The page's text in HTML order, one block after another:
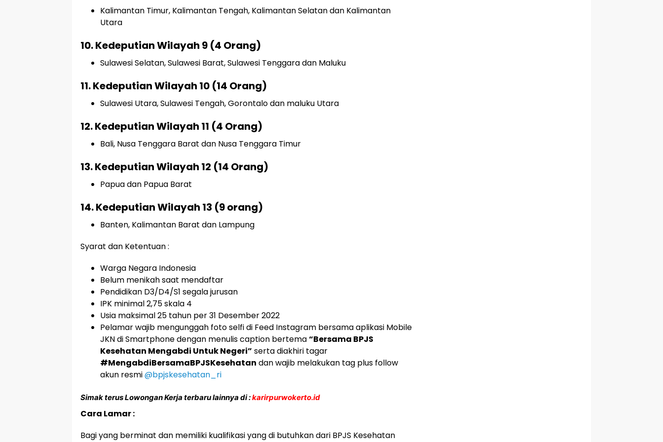
Kalimantan Timur, Kalimantan Tengah, Kalimantan Selatan dan Kalimantan
Utara
10. Kedeputian Wilayah 9 (4 Orang)
Sulawesi Selatan, Sulawesi Barat, Sulawesi Tenggara dan Maluku
11. Kedeputian Wilayah 10 (14 Orang)
Sulawesi Utara, Sulawesi Tengah, Gorontalo dan maluku Utara
12. Kedeputian Wilayah 11 (4 Orang)
Bali, Nusa Tenggara Barat dan Nusa Tenggara Timur
13. Kedeputian Wilayah 12 (14 Orang)
Papua dan Papua Barat
14. Kedeputian Wilayah 13 (9 orang)
Banten, Kalimantan Barat dan Lampung
Syarat dan Ketentuan :
Warga Negara Indonesia
Belum menikah saat mendaftar
Pendidikan D3/D4/S1 segala jurusan
IPK minimal 2,75 skala 4
Usia maksimal 25 tahun per 31 Desember 2022
Pelamar wajib mengunggah foto selfi di Feed Instagram bersama aplikasi Mobile
JKN di Smartphone dengan menulis caption bertema“Bersama BPJS
Kesehatan Mengabdi Untuk Negeri” serta diakhiri tagar
#MengabdiBersamaBPJSKesehatan dan wajib melakukan tag plus follow
akun resmi@bpjskesehatan_ri
Simak terus Lowongan Kerja terbaru lainnya di :karirpurwokerto.id
Cara Lamar :
Bagi yang berminat dan memiliki kualifikasi yang di butuhkan dari BPJS Kesehatan